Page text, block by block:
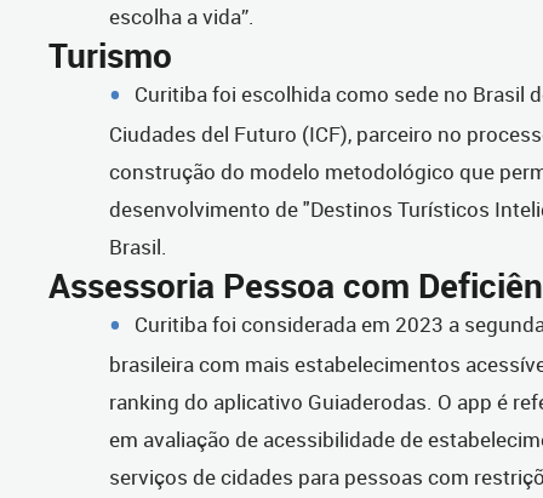
escolha a vida”.
Turismo
Curitiba foi escolhida como sede no Brasil
Ciudades del Futuro (ICF), parceiro no
construção do modelo metodológico que
desenvolvimento de "Destinos Turísticos
Brasil.
Assessoria Pessoa com
Curitiba foi considerada em 2023 a
brasileira com mais estabelecimentos
ranking do aplicativo Guiaderodas. O app é
em avaliação de acessibilidade de
serviços de cidades para pessoas com